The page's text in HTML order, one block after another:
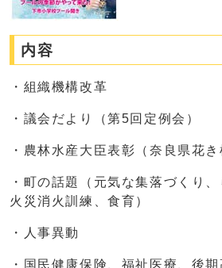
内容
・組織機構改革
・議会だより（第5回定例会）
・農林水産大臣表彰（奈良県花き
・町の話題（元気な集落づくり
火災消火訓練、食育）
・人事異動
・国民健康保険、福祉医療、後